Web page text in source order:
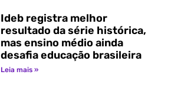
Ideb registra melhor
resultado da série histórica,
mas ensino médio ainda
desafia educação brasileira
Leia mais »